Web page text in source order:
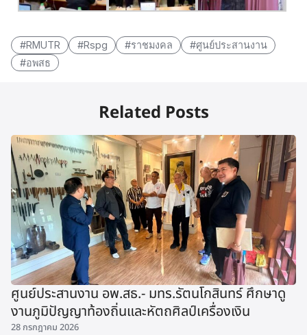
#RMUTR #Rspg #ราชมงคล
#ศูนย์ประสานงาน
#อพสธ
Related Posts
ศูนย์ประสานงาน อพ.สธ.- มทร.รัตนโกสินทร์ ศึกษาดู
งานภูมิปัญญาท้องถิ่นและหัตถศิลป์เครื่องเงิน
28 กรกฎาคม 2026